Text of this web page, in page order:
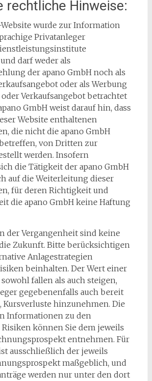
rechtliche Hinweise:
Website wurde zur Information
Privatanleger
darf weder als
der apano GmbH noch als
oder als Werbung
Verkaufsangebot betrachtet
GmbH weist darauf hin, dass
Website enthaltenen
die nicht die apano GmbH
von Dritten zur
werden. Insofern
die Tätigkeit der apano GmbH
auf die Weiterleitung dieser
für deren Richtigkeit und
die apano GmbH keine Haftung
der Vergangenheit sind keine
Zukunft. Bitte berücksichtigen
Anlagestrategien
beinhalten. Der Wert einer
fallen als auch steigen,
gegebenenfalls auch bereit
Kursverluste hinzunehmen. Die
Informationen zu den
können Sie dem jeweils
entnehmen. Für
ausschließlich der jeweils
maßgeblich, und
werden nur unter den dort